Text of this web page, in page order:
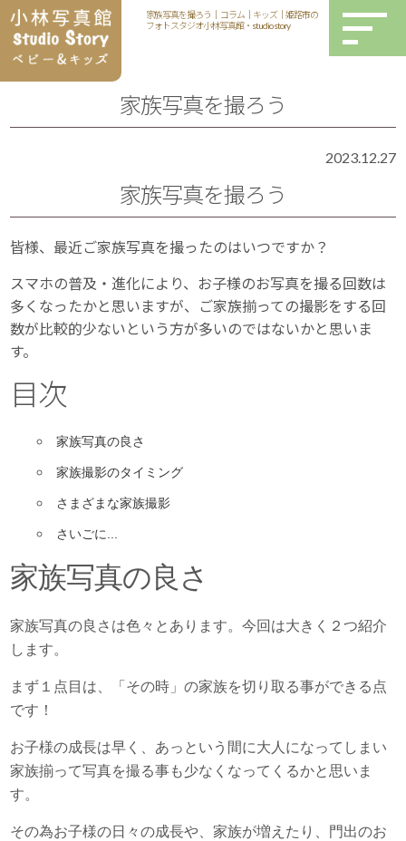
家族写真を撮ろう｜ コラム｜キッズ｜姫路市の
フォトスタジオ小林写真館・studio story
家族写真を撮ろう
2023.12.27
家族写真を撮ろう
皆様、最近ご家族写真を撮ったのはいつですか？
スマホの普及・進化により、お子様のお写真を撮る回数は
多くなったかと思いますが、ご家族揃っての撮影をする回
数が比較的少ないという方が多いのではないかと思いま
す。
目次
家族写真の良さ
家族撮影のタイミング
さまざまな家族撮影
さいごに...
家族写真の良さ
家族写真の良さは色々とあります。今回は大きく２つ紹介
します。
まず１点目は、「その時」の家族を切り取る事ができる点
です！
お子様の成長は早く、あっという間に大人になってしまい
家族揃って写真を撮る事も少なくなってくるかと思いま
す。
その為お子様の日々の成長や、家族が増えたり、門出のお